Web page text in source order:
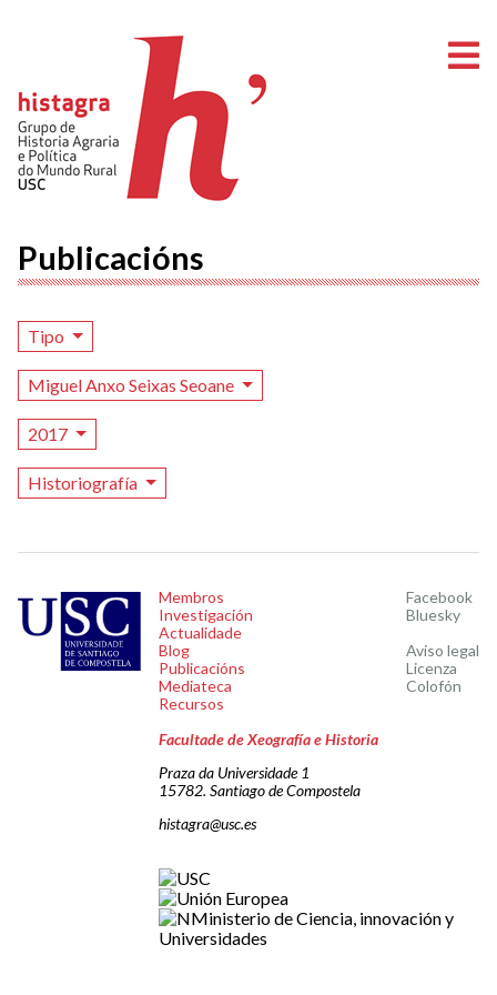
Publicacións
Tipo
Miguel Anxo Seixas Seoane
2017
Historiografía
Membros
Investigación
Actualidade
Blog
Publicacións
Mediateca
Recursos
Facebook
Bluesky
Aviso legal
Licenza
Colofón
Facultade de Xeografía e Historia
Praza da Universidade 1
15782. Santiago de Compostela
histagra@usc.es